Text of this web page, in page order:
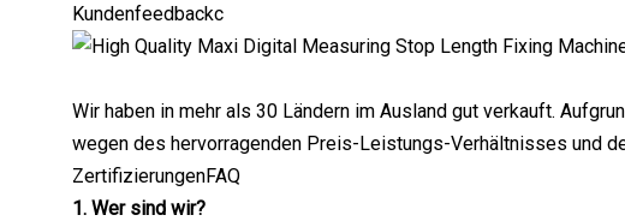
Kundenfeedbackc
Wir haben in mehr als 30 Ländern im Ausland gut verkauft.
wegen des hervorragenden Preis-Leistungs-Verhältnisses und
ZertifizierungenFAQ
1. Wer sind wir?